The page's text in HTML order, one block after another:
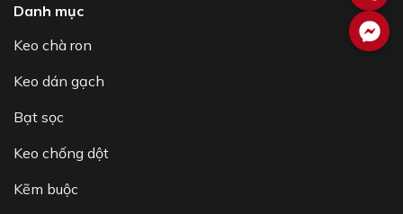
Danh mục
Keo chà ron
Keo dán gạch
Bạt sọc
Keo chống dột
Kẽm buộc